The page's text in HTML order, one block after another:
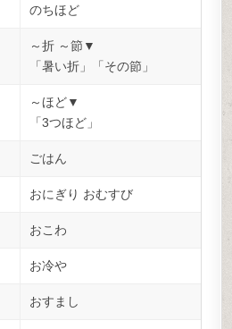
のちほど
～折 ～節▼
「暑い折」「その節」
～ほど▼
「3つほど」
ごはん
おにぎり おむすび
おこわ
お冷や
おすまし